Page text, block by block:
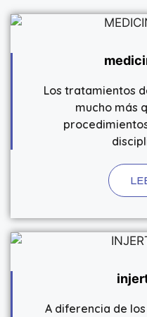
Los tratamientos
mucho más
A diferencia de